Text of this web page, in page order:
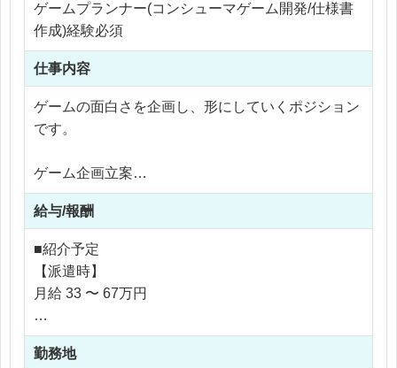
ゲームプランナー(コンシューマゲーム開発/仕様書
作成)経験必須
仕事内容
ゲームの面白さを企画し、形にしていくポジション
です。
ゲーム企画立案
企画書作成
仕様書作成
ゲームレベル調整
ゲームバランス設計
その他プランナー業務全般
ながら開発へ参加できる環境です。
給与/報酬
■紹介予定
【派遣時】
月給 33 〜 67万円
【社員化時】
勤務地